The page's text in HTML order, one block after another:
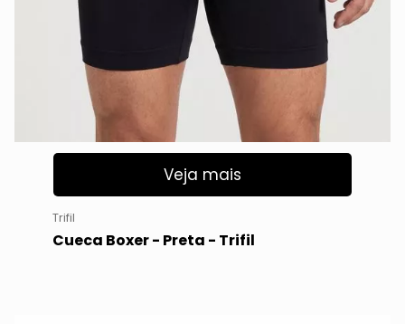
Veja mais
Trifil
Cueca Boxer - Preta - Trifil